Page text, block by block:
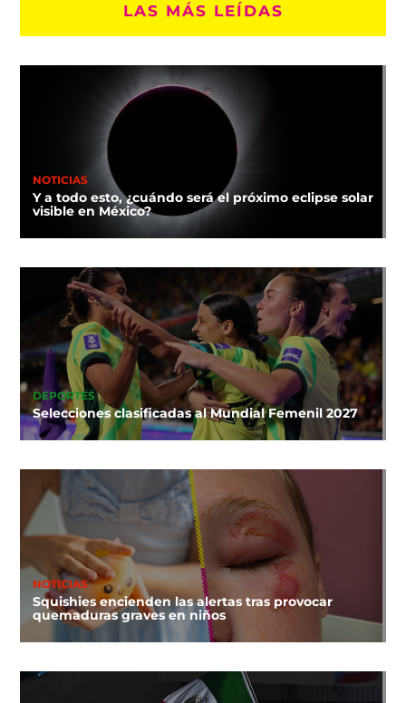
LAS MÁS LEÍDAS
NOTICIAS
Y a todo esto, ¿cuándo será el próximo eclipse solar
visible en México?
DEPORTES
Selecciones clasificadas al Mundial Femenil 2027
NOTICIAS
Squishies encienden las alertas tras provocar
quemaduras graves en niños